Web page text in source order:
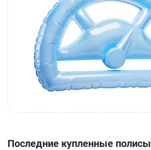
Последние купленные полисы